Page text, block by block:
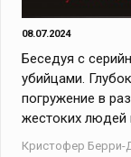
08.07.2024
Беседуя с
убийцами.
погружение в
жестоких людей
Кристофер Берри-